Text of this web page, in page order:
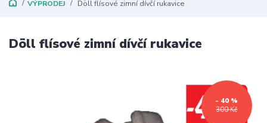
VÝPRODEJ Döll flísové zimní dívčí rukavice
Döll flísové zimní dívčí rukavice
300 Kč
- 40 %